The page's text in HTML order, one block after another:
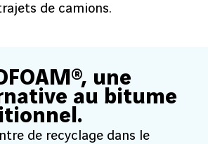
de camions.
une
au bitume
de recyclage dans le